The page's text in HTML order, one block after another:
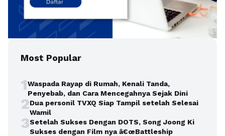
Most Popular
1Waspada Rayap di Rumah, Kenali Tanda,
Penyebab, dan Cara Mencegahnya Sejak Dini
2Dua personil TVXQ Siap Tampil setelah Selesai
Wamil
3Setelah Sukses Dengan DOTS, Song Joong Ki
Sukses dengan Film nya â€œBattleship